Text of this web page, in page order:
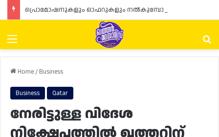
Menu
Home/ Business
Business Qatar
നേരിട്ടുള്ള വിദേശ
നിക്ഷേപത്തിൽ ഖത്തറിന്